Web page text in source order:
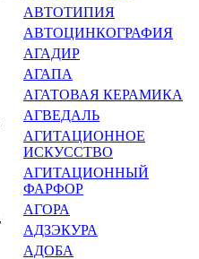
АВТОТИПИЯ
АВТОЦИНКОГРАФИЯ
АГАДИР
АГАПА
АГАТОВАЯ КЕРАМИКА
АГВЕДАЛЬ
АГИТАЦИОННОЕ
ИСКУССТВО
АГИТАЦИОННЫЙ
ФАРФОР
АГОРА
АДЗЭКУРА
АДОБА